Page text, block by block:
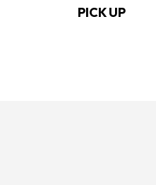
PICK UP